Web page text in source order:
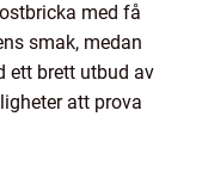
med få
smak, medan
ett brett utbud av
att prova